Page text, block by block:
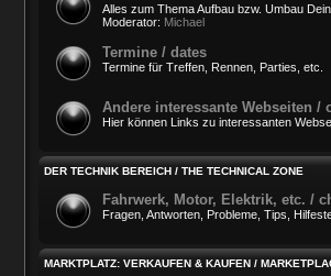
Alles zum Thema Aufbau bzw. Umbau
Moderator: Michael
Termine / dates
Termine für Treffen, Rennen, Parties, etc.
Andere interessante Webseiten
Hier können Links zu interessanten
DER TECHNIK BEREICH / THE TECHNICAL ZONE
Fahrwerk, Motor, Elektrik, etc. /
Fragen, Antworten, Probleme, Tips,
MARKTPLATZ: VERKAUFEN & KAUFEN /